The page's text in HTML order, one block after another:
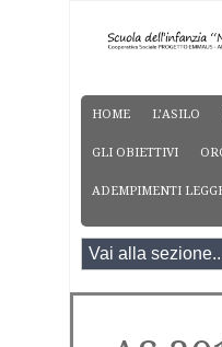
HOME L’ASILO
GLI OBIETTIVI
ADEMPIMENTI